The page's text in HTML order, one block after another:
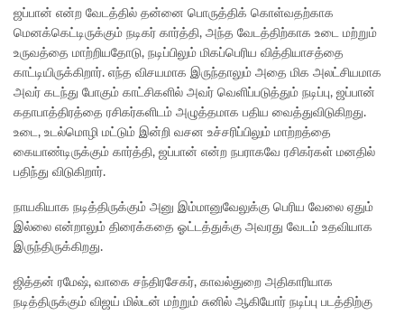
ஜப்பான் என்ற வேடத்தில் தன்னை பொருத்திக் கொள்வதற்காக
மெனக்கெட்டிருக்கும் நடிகர் கார்த்தி, அந்த வேடத்திற்காக உடை மற்றும்
உருவத்தை மாற்றியதோடு, நடிப்பிலும் மிகப்பெரிய வித்தியாசத்தை
காட்டியிருக்கிறார். எந்த விசயமாக இருந்தாலும் அதை மிக அலட்சியமாக
அவர் கடந்து போகும் காட்சிகளில் அவர் வெளிப்படுத்தும் நடிப்பு, ஜப்பான்
கதாபாத்திரத்தை ரசிகர்களிடம் அழுத்தமாக பதிய வைத்துவிடுகிறது.
உடை, உடல்மொழி மட்டும் இன்றி வசன உச்சரிப்பிலும் மாற்றத்தை
கையாண்டிருக்கும் கார்த்தி, ஜப்பான் என்ற நபராகவே ரசிகர்கள் மனதில்
பதிந்து விடுகிறார்.
நாயகியாக நடித்திருக்கும் அனு இம்மானுவேலுக்கு பெரிய வேலை ஏதும்
இல்லை என்றாலும் திரைக்கதை ஓட்டத்துக்கு அவரது வேடம் உதவியாக
இருந்திருக்கிறது.
ஜித்தன் ரமேஷ், வாகை சந்திரசேகர், காவல்துறை அதிகாரியாக
நடித்திருக்கும் விஜய் மில்டன் மற்றும் சுனில் ஆகியோர் நடிப்பு படத்திற்கு